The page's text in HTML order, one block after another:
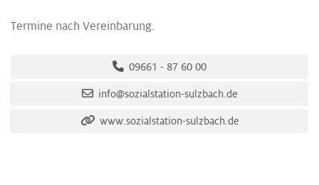
Termine nach Vereinbarung.
09661 - 87 60 00
info@sozialstation-sulzbach.de
www.sozialstation-sulzbach.de